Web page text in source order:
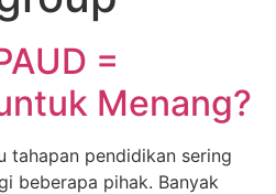
=
Menang?
tahapan pendidikan sering
beberapa pihak. Banyak